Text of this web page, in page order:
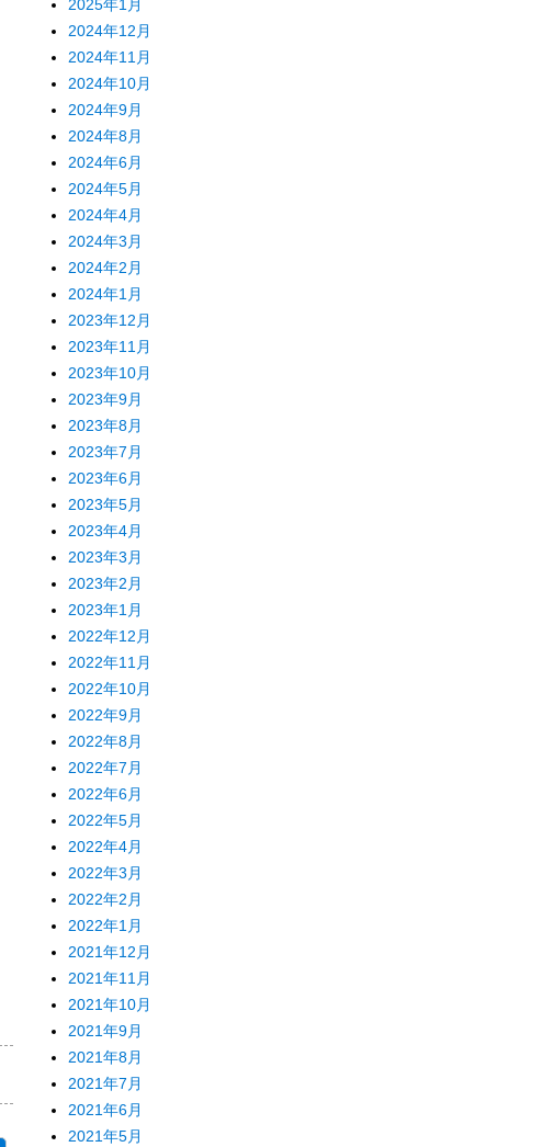
2025年1月
2024年12月
2024年11月
2024年10月
2024年9月
2024年8月
2024年6月
2024年5月
2024年4月
2024年3月
2024年2月
2024年1月
2023年12月
2023年11月
2023年10月
2023年9月
2023年8月
2023年7月
2023年6月
2023年5月
2023年4月
2023年3月
2023年2月
2023年1月
2022年12月
2022年11月
2022年10月
2022年9月
2022年8月
2022年7月
2022年6月
2022年5月
2022年4月
2022年3月
2022年2月
2022年1月
2021年12月
2021年11月
2021年10月
2021年9月
2021年8月
2021年7月
2021年6月
2021年5月